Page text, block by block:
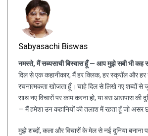
Sabyasachi Biswas
नमस्ते, मैं सब्यसाची बिस्वास हूँ — आप मुझे सबी भी कह
दिल से एक कहानीकार, मैं हर क्लिक, हर स्क्रॉल और हर
रचनात्मकता खोजता हूँ। चाहे दिल से लिखे गए शब्दों से
साथ नए विचारों पर काम करना हो, या बस आसपास की
— मैं हमेशा उन कहानियों की तलाश में रहता हूँ जो असर
मुझे शब्दों, कला और विचारों के मेल से नई दुनिया